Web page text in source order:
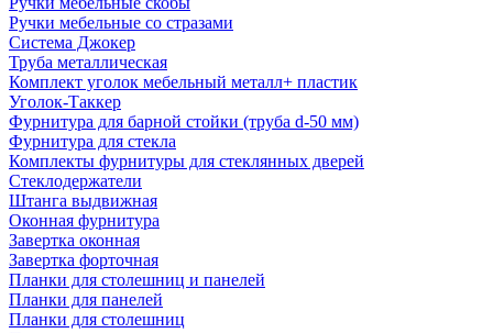
Ручки мебельные со стразами
Система Джокер
Труба металлическая
Комплект уголок мебельный металл+ пластик
Уголок-Таккер
Фурнитура для барной стойки (труба d-50 мм)
Фурнитура для стекла
Комплекты фурнитуры для стеклянных дверей
Стеклодержатели
Штанга выдвижная
Оконная фурнитура
Завертка оконная
Завертка форточная
Планки для столешниц и панелей
Планки для панелей
Планки для столешниц